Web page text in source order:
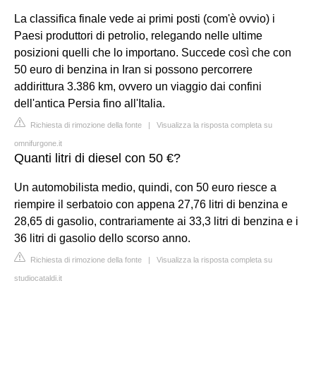
La classifica finale vede ai primi posti (com'è ovvio) i
Paesi produttori di petrolio, relegando nelle ultime
posizioni quelli che lo importano. Succede così che con
50 euro di benzina in Iran si possono percorrere
addirittura 3.386 km, ovvero un viaggio dai confini
dell'antica Persia fino all'Italia.
Richiesta di rimozione della fonte | Visualizza la risposta completa su
omnifurgone.it
Quanti litri di diesel con 50 €?
Un automobilista medio, quindi, con 50 euro riesce a
riempire il serbatoio con appena 27,76 litri di benzina e
28,65 di gasolio, contrariamente ai 33,3 litri di benzina e i
36 litri di gasolio dello scorso anno.
Richiesta di rimozione della fonte | Visualizza la risposta completa su
studiocataldi.it